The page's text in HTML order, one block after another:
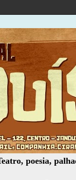
palhaçaria,